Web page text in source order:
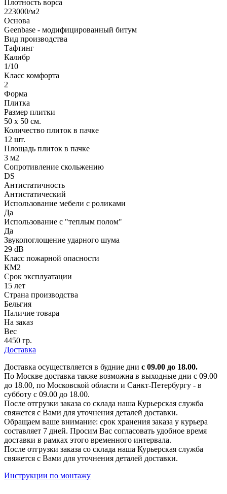
Плотность ворса
223000/м2
Основа
Geenbase - модифицированный битум
Вид производства
Тафтинг
Калибр
1/10
Класс комфорта
2
Форма
Плитка
Размер плитки
50 х 50 см.
Количество плиток в пачке
12 шт.
Площадь плиток в пачке
3 м2
Сопротивление скольжению
DS
Антистатичность
Антистатический
Использование мебели с роликами
Да
Использование с "теплым полом"
Да
Звукопоглощение ударного шума
29 dB
Класс пожарной опасности
КМ2
Срок эксплуатации
15 лет
Страна производства
Бельгия
Наличие товара
На заказ
Вес
4450 гр.
Доставка
Доставка осуществляется в будние дни с 09.00 до 18.00.
По Москве доставка также возможна в выходные дни с 09.00
до 18.00, по Московской области и Санкт-Петербургу - в
субботу с 09.00 до 18.00.
После отгрузки заказа со склада наша Курьерская служба
свяжется с Вами для уточнения деталей доставки.
Обращаем ваше внимание: срок хранения заказа у курьера
составляет 7 дней. Просим Вас согласовать удобное время
доставки в рамках этого временного интервала.
После отгрузки заказа со склада наша Курьерская служба
свяжется с Вами для уточнения деталей доставки.
Инструкции по монтажу